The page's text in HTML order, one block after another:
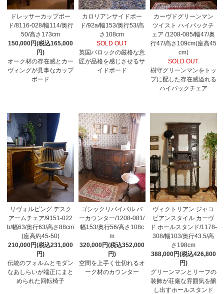
ドレッサーカップボー
ド/8116-028/幅114/奥行
50/高さ173cm
150,000円(税込165,000
円)
オーク材の存在感とカー
ヴィングが見事なカップ
ボード
カロリアンサイドボー
ド/92a/幅153/奥行53/高
さ108cm
SOLD OUT
英国バロックの厳格な意
匠が品格を感じさせるサ
イドボード
カーヴドグリーンマン
ツイスト ハイバックチ
ェア /1208-085/幅47/奥
行47/高さ109cm(座高45
cm)
SOLD OUT
樹守グリーンマンをトッ
プに配した存在感溢れる
ハイバックチェア
リヴォルビング デスク
アームチェア/9151-022
b/幅63/奥行63/高さ88cm
(座高約45-50)
210,000円(税込231,000
円)
伝統のフォルムとモダン
なあしらいが端正にまと
められた回転椅子
ゴシックリバイバル バ
ーカウンター/1208-081/
幅153/奥行56/高さ108c
m
320,000円(税込352,000
円)
空間を上手く仕切れるオ
ーク材のカウンター
ヴィクトリアン ジャコ
ビアンスタイル カーヴ
ド ホールスタンド/1178-
308/幅103/奥行43.5/高
さ198cm
388,000円(税込426,800
円)
グリーンマンとリーフの
装飾が荘厳な雰囲気を醸
し出すホールスタンド